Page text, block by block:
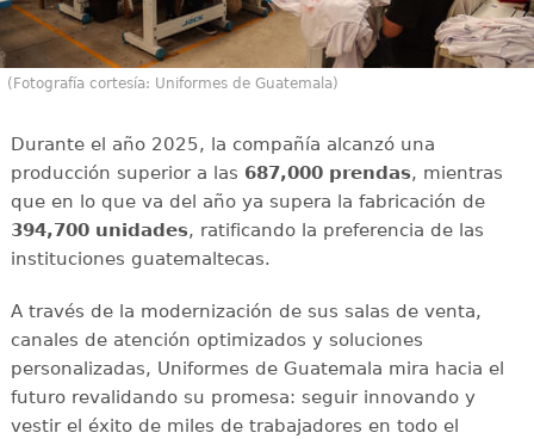
(Fotografía cortesía: Uniformes de Guatemala)
Durante el año 2025, la compañía alcanzó una
producción superior a las 687,000 prendas, mientras
que en lo que va del año ya supera la fabricación de
394,700 unidades, ratificando la preferencia de las
instituciones guatemaltecas.
A través de la modernización de sus salas de venta,
canales de atención optimizados y soluciones
personalizadas, Uniformes de Guatemala mira hacia el
futuro revalidando su promesa: seguir innovando y
vestir el éxito de miles de trabajadores en todo el